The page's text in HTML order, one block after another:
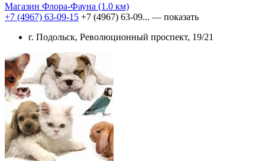
Магазин Флора-Фауна (1.0 км)
+7 (4967) 63-09-15 +7 (4967) 63-09... — показать
г. Подольск, Революционный проспект, 19/21